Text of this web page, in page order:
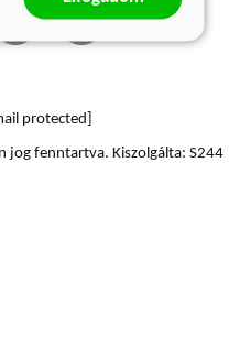
protected]
jog fenntartva. Kiszolgálta: S244